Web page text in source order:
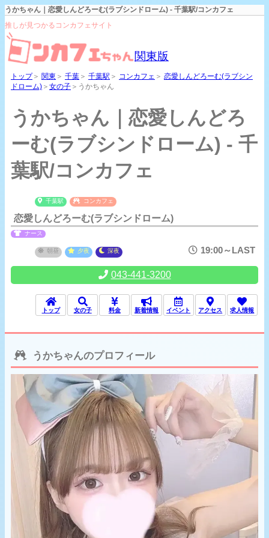
うかちゃん｜恋愛しんどろーむ(ラブシンドローム) - 千葉駅/コンカフェ
推しが見つかるコンカフェサイト
関東版
トップ＞ 関東 ＞ 千葉 ＞ 千葉駅 ＞ コンカフェ ＞ 恋愛しんどろーむ(ラブシン
ドローム) ＞ 女の子 ＞うかちゃん
うかちゃん｜恋愛しんどろ
ーむ(ラブシンドローム) - 千
葉駅/コンカフェ
千葉駅 コンカフェ
恋愛しんどろーむ(ラブシンドローム)
ナース
朝昼 夕夜 深夜 19:00～LAST
043-441-3200
トップ 女の子 料金 新着情報 イベント アクセス 求人情報
うかちゃんのプロフィール